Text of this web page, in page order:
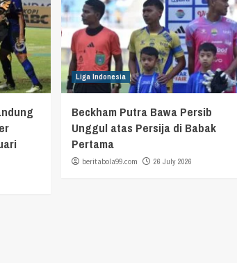
Liga Indonesia
Beckham Putra Bawa Persib
Unggul atas Persija di Babak
Pertama
beritabola99.com 26 July 2026